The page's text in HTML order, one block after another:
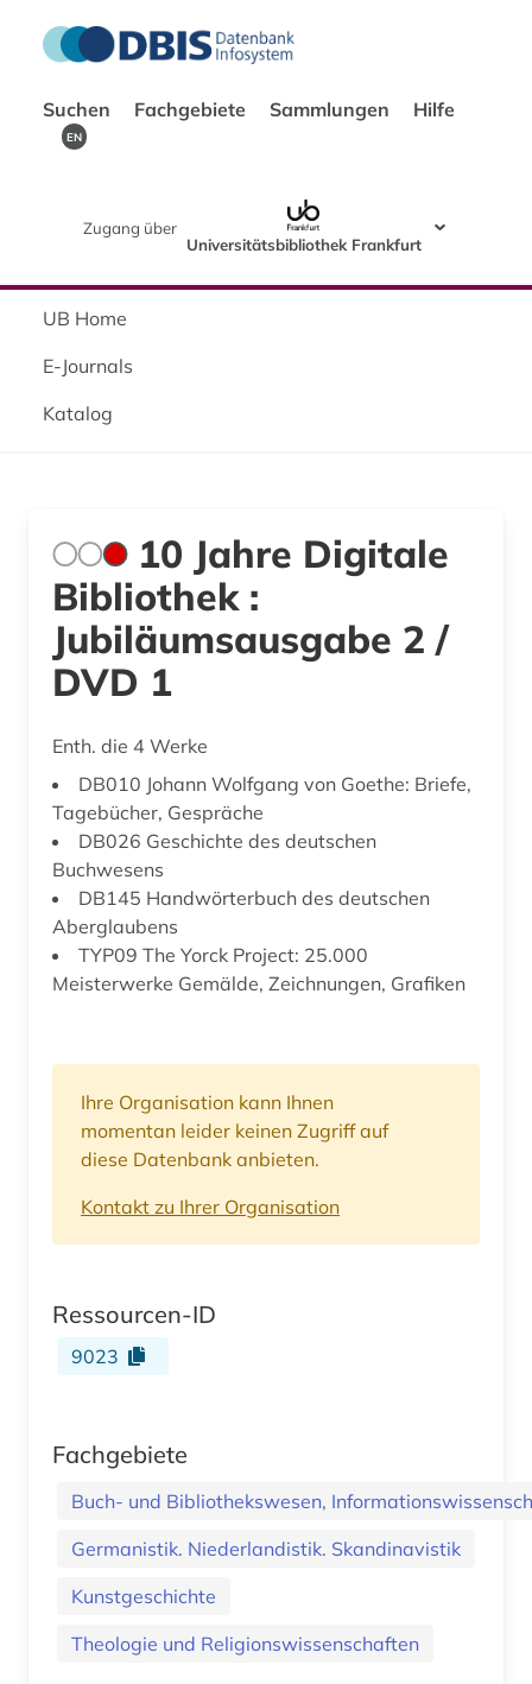
Suchen Fachgebiete Sammlungen Hilfe
EN
Zugang über
Universitätsbibliothek Frankfurt
UB Home
E-Journals
Katalog
10 Jahre Digitale
Bibliothek :
Jubiläumsausgabe 2 /
DVD 1
Enth. die 4 Werke
DB010 Johann Wolfgang von Goethe: Briefe,
Tagebücher, Gespräche
DB026 Geschichte des deutschen
Buchwesens
DB145 Handwörterbuch des deutschen
Aberglaubens
TYP09 The Yorck Project: 25.000
Meisterwerke Gemälde, Zeichnungen, Grafiken
Ihre Organisation kann Ihnen
momentan leider keinen Zugriff auf
diese Datenbank anbieten.
Kontakt zu Ihrer Organisation
Ressourcen-ID
9023
Fachgebiete
Buch- und Bibliothekswesen,
Germanistik. Niederlandistik. Skandinavistik
Kunstgeschichte
Theologie und Religionswissenschaften